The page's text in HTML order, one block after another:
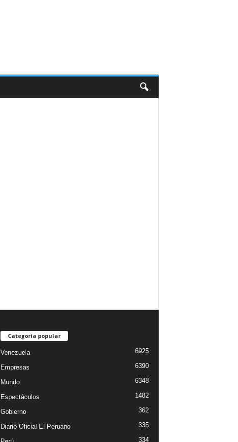
Categoría popular
Venezuela 6925
Empresas 6390
Mundo 6348
Espectáculos 1482
Gobierno 362
Diario Oficial El Peruano 335
334